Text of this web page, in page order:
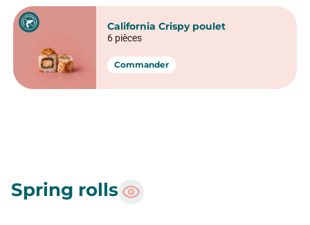
California Crispy poulet
6 pièces
Commander
Spring rolls